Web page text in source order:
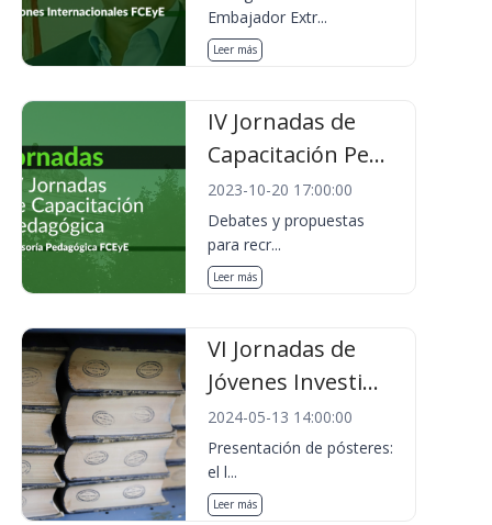
Embajador Extr...
Leer más
IV Jornadas de
Capacitación Pe...
2023-10-20 17:00:00
Debates y propuestas
para recr...
Leer más
VI Jornadas de
Jóvenes Investi...
2024-05-13 14:00:00
Presentación de pósteres:
el l...
Leer más